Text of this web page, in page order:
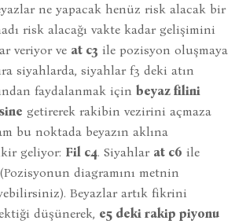
ne yapacak henüz risk alacak bir
risk alacağı vakte kadar gelişimini
veriyor ve at c3 ile pozisyon oluşmaya
siyahlarda, siyahlar f3 deki atın
faydalanmak için beyaz filini
getirerek rakibin vezirini açmaza
bu noktada beyazın aklına
geliyor: Fil c4. Siyahlar at c6 ile
diagramını metnin
Beyazlar artık fikrini
düşünerek, e5 deki rakip piyonu